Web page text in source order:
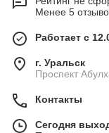
Менее 5
Работает с
г. Уральск
Проспект
Контакты
Сегодня